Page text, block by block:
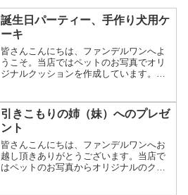
誕生日パーティー、手作り犬用ケ
ーキ
皆さんこんにちは、ファンデルワンへよ
うこそ。当店ではペットのお写真でオリ
ジナルクッションを作成しています。ペ
のケーキを買ったこと、または作った事
はありますか？私たちが犬を...
引きこもりの姉（妹）へのプレゼ
ント
皆さんこんにちは、ファンデルワンへお
越し頂きありがとうございます。当店で
はペットのお写真からオリジナルのクッ